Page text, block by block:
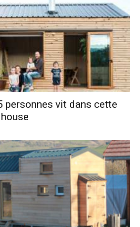
personnes vit dans cette